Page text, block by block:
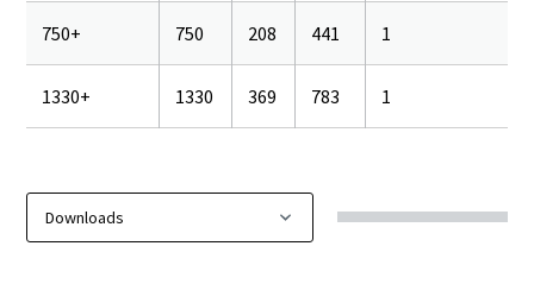
750+ 750 208 441 1
1330+ 1330 369 783 1